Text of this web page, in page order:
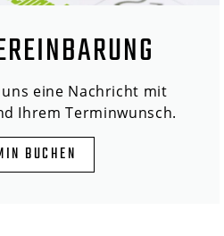
eine Nachricht mit
Ihrem Terminwunsch.
BUCHEN